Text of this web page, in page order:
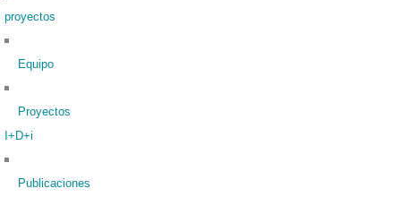
proyectos
Equipo
Proyectos
I+D+i
Publicaciones